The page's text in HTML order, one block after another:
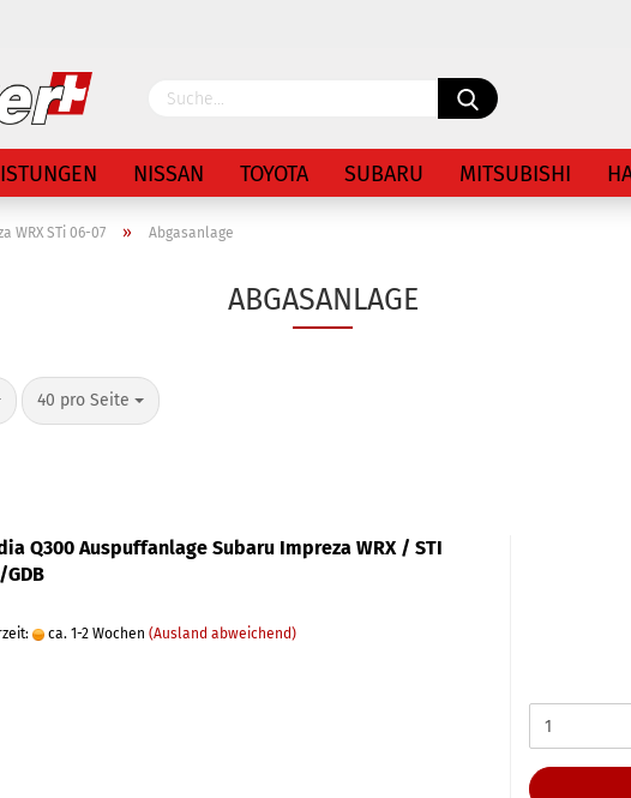
Lieferland
NISSAN TOYOTA SUBARU MITSUBISHI
WRX STi 06-07 » Abgasanlage
ABGASANLAGE
40 pro Seite
Q300 Auspuffanlage Subaru Impreza WRX / STI
GDB
ca. 1-2 Wochen (Ausland abweichend)